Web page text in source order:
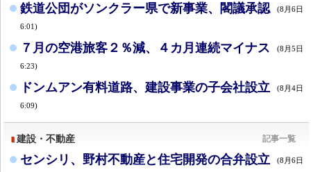
鉄道公団がソンクラー県で新事業、閣議承認 (8月6日
6:01)
７月の空港旅客２％減、４カ月連続マイナス (8月5日
6:23)
ドンムアン有料道路、建設事業の子会社設立 (8月4日
6:09)
建設・不動産 記事一覧
センシリ、野村不動産と住宅開発の合弁設立 (8月6日